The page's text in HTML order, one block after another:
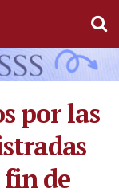
por las
de